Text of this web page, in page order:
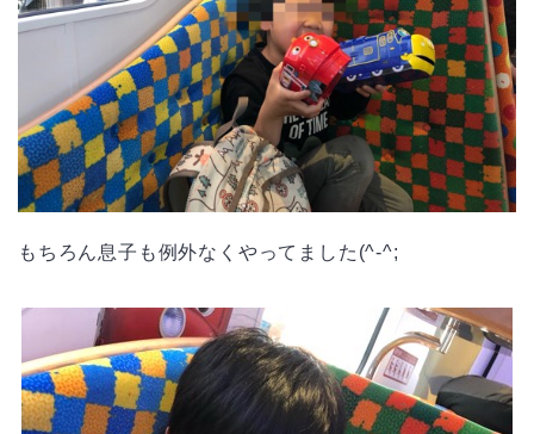
もちろん息子も例外なくやってました(^-^;